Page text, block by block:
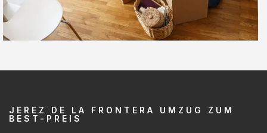
JEREZ DE LA FRONTERA UMZUG ZUM
BEST-PREIS